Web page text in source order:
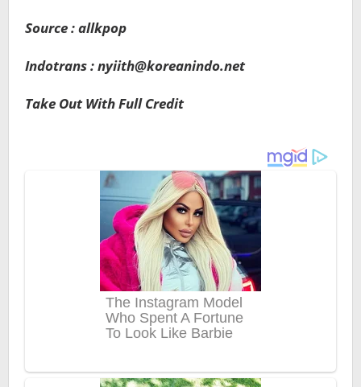
Source : allkpop
Indotrans : nyiith@koreanindo.net
Take Out With Full Credit